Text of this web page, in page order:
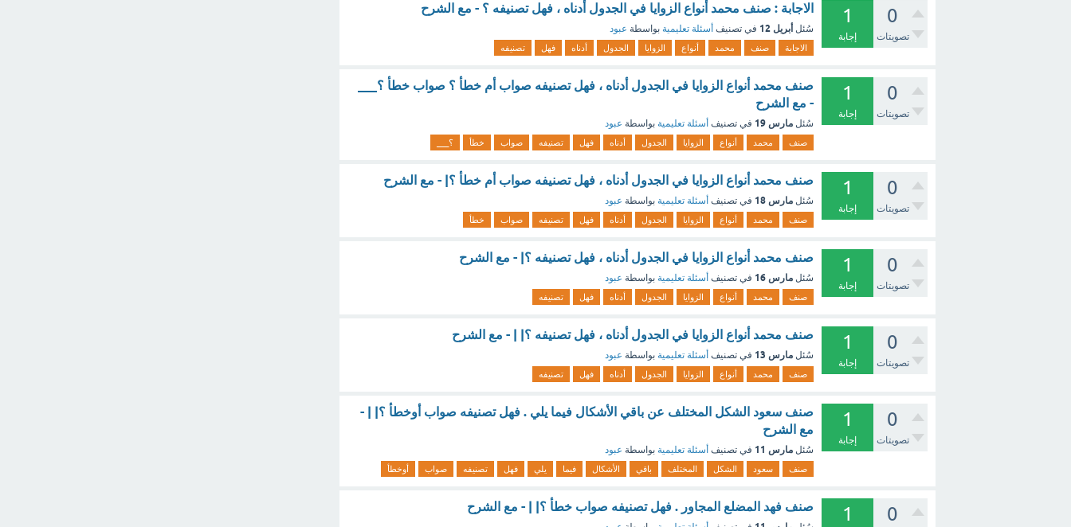
0
تصويتات
1
إجابة
الاجابة : صنف محمد أنواع الزوايا في الجدول أدناه ، فهل تصنيفه ؟ - مع الشرح
سُئل أبريل 12 في تصنيف أسئلة تعليمية بواسطة عبود
الاجابة صنف محمد أنواع الزوايا الجدول أدناه فهل تصنيفه
0
تصويتات
1
إجابة
صنف محمد أنواع الزوايا في الجدول أدناه ، فهل تصنيفه صواب أم خطأ ؟ صواب خطأ ؟___
- مع الشرح
سُئل مارس 19 في تصنيف أسئلة تعليمية بواسطة عبود
صنف محمد أنواع الزوايا الجدول أدناه فهل تصنيفه صواب خطأ ؟___
0
تصويتات
1
إجابة
صنف محمد أنواع الزوايا في الجدول أدناه ، فهل تصنيفه صواب أم خطأ ؟| - مع الشرح
سُئل مارس 18 في تصنيف أسئلة تعليمية بواسطة عبود
صنف محمد أنواع الزوايا الجدول أدناه فهل تصنيفه صواب خطأ
0
تصويتات
1
إجابة
صنف محمد أنواع الزوايا في الجدول أدناه ، فهل تصنيفه ؟| - مع الشرح
سُئل مارس 16 في تصنيف أسئلة تعليمية بواسطة عبود
صنف محمد أنواع الزوايا الجدول أدناه فهل تصنيفه
0
تصويتات
1
إجابة
صنف محمد أنواع الزوايا في الجدول أدناه ، فهل تصنيفه ؟| | - مع الشرح
سُئل مارس 13 في تصنيف أسئلة تعليمية بواسطة عبود
صنف محمد أنواع الزوايا الجدول أدناه فهل تصنيفه
0
تصويتات
1
إجابة
صنف سعود الشكل المختلف عن باقي الأشكال فيما يلي . فهل تصنيفه صواب أوخطأ ؟| | -
مع الشرح
سُئل مارس 11 في تصنيف أسئلة تعليمية بواسطة عبود
صنف سعود الشكل المختلف باقي الأشكال فيما يلي فهل تصنيفه صواب أوخطأ
0
1 صنف فهد المضلع المجاور . فهل تصنيفه صواب خطأ ؟| | - مع الشرح